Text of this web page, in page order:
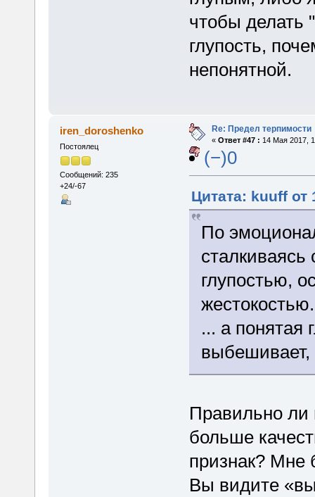
чтобы делать
глупость,
непонятной.
iren_doroshenko
Постоялец
Сообщений: 235
+24/-67
Re: Предел терпимости
« Ответ #47 : 14 Мая 2017,
(−)0
Цитата: kuuff от
По
глупостью,
жестокостью.
... а понятая
выбешивает,
Правильно
больше
признак? Мне
Вы видите